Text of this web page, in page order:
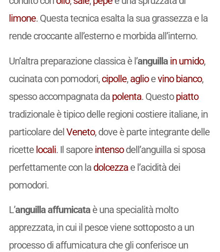
limone. Questa tecnica esalta la sua grassezza e la
rende croccante all’esterno e morbida all’interno.
Un’altra preparazione classica è l’anguilla in umido,
cucinata con pomodori, cipolle, aglioevino bianco,
spesso accompagnata da polenta. Questopiatto
tradizionale è tipico delle regioni costiere italiane, in
particolare delVeneto, dove è parte integrante delle
ricette locali. Il sapore intensodell’anguilla si sposa
perfettamente con la dolcezzae l’acidità dei
pomodori.
L’anguilla affumicataè una specialità molto
apprezzata, in cui il pesce viene sottoposto a un
processo di affumicatura che gli conferisce un